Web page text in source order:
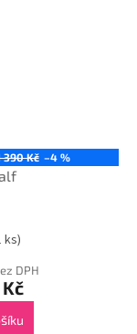
390 Kč –4 %
ks)
DPH